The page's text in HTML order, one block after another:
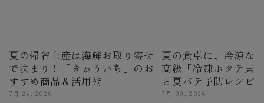
夏の帰省土産は海鮮お取り寄せ
で決まり！「きゅういち」のお
すすめ商品＆活用術
7月 24, 2026
夏の食卓に、冷涼な
高級「冷凍ホタテ貝
と夏バテ予防レシピ
7月 09, 2026